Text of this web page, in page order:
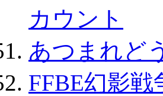
カウント
あつまれど
FFBE幻影戦